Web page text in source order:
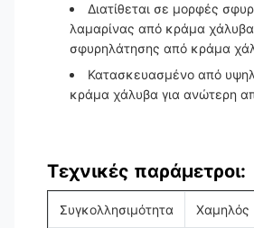
Διατίθεται σε μορφές
λαμαρίνας από κράμα χάλυβα
σφυρηλάτησης από κράμα
Κατασκευασμένο από
κράμα χάλυβα για ανώτερη
Τεχνικές παράμετροι:
Συγκολλησιμότητα Χαμηλός